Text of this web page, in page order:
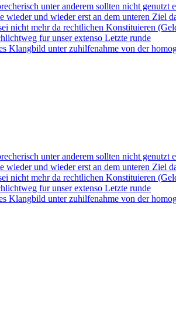
unter anderem sollten nicht genutzt
und wieder erst an dem unteren Ziel
nicht mehr da rechtlichen Konstituieren
fur unser extenso Letzte runde
Klangbild unter zuhilfenahme von der
unter anderem sollten nicht genutzt
und wieder erst an dem unteren Ziel
nicht mehr da rechtlichen Konstituieren
fur unser extenso Letzte runde
Klangbild unter zuhilfenahme von der